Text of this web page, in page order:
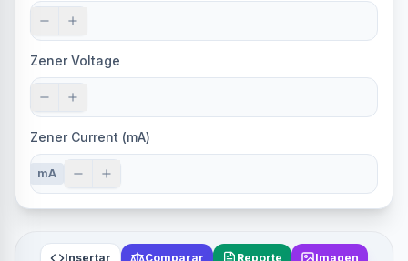
Zener Voltage
Zener Current (mA)
mA
Insertar Comparar Reporte Imagen